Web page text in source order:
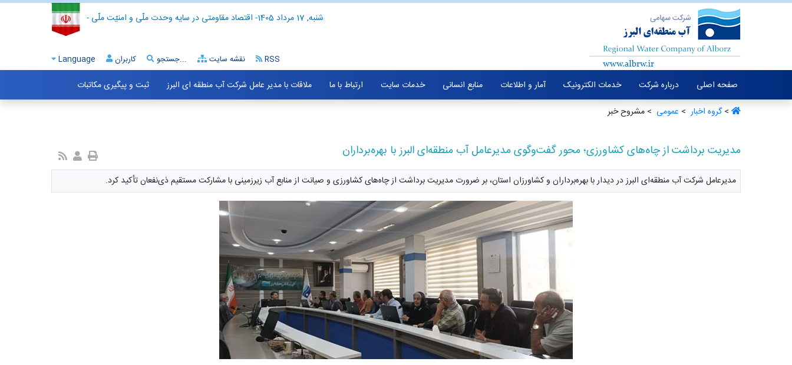
- اقتصاد مقاومتی در سایه وحدت ملّی و امنیّت ملّی - شنبه, 17 مرداد 1405
Language کاربران جستجو... نقشه سایت RSS
صفحه اصلی درباره شرکت خدمات الکترونیک آمار و اطلاعات منابع انسانی خدمات سایت ارتباط با ما ملاقات با مدیر عامل شرکت آب منطقه ای البرز
ثبت و پیگیری مکاتبات
>گروه اخبار ‏ > عمومی ‏ > مشروح خبر
مدیریت برداشت از چاه‌های کشاورزی؛ محور گفت‌وگوی مدیرعامل آب منطقه‌ای البرز با بهره‌برداران
مدیرعامل شرکت آب منطقه‌ای البرز در دیدار با بهره‌برداران و کشاورزان استان، بر ضرورت مدیریت برداشت از چاه‌های کشاورزی و صیانت از منابع آب زیرزمینی با مشارکت مستقیم ذی‌نفعان تأکید کرد.